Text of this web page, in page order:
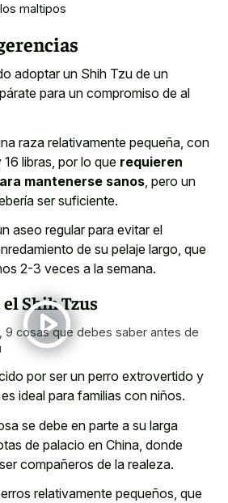
maltipos
adoptar un Shih Tzu de un
para un compromiso de al
raza relativamente pequeña, con
libras, por lo que requieren
mantenerse sanos , pero un
ser suficiente.
aseo regular para evitar el
de su pelaje largo, que
2-3 veces a la semana.
Shih Tzus
9 cosas que debes saber antes de
por ser un perro extrovertido y
ideal para familias con niños.
se debe en parte a su larga
de palacio en China, donde
compañeros de la realeza.
relativamente pequeños, que